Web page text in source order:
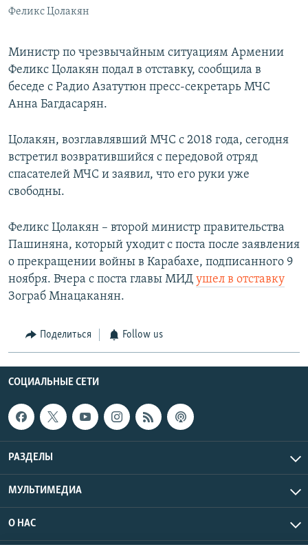
Русский
Феликс Цолакян
Министр по чрезвычайным ситуациям Армении
Феликс Цолакян подал в отставку, сообщила в
беседе с Радио Азатутюн пресс-секретарь МЧС
Анна Багдасарян.
Цолакян, возглавлявший МЧС с 2018 года, сегодня
встретил возвратившийся с передовой отряд
спасателей МЧС и заявил, что его руки уже
свободны.
Феликс Цолакян – второй министр правительства
Пашиняна, который уходит с поста после заявления
о прекращении войны в Карабахе, подписанного 9
ноября. Вчера с поста главы МИД ушел в отставку
Зограб Мнацаканян.
Поделиться Follow us
СОЦИАЛЬНЫЕ СЕТИ
РАЗДЕЛЫ
МУЛЬТИМЕДИА
О НАС